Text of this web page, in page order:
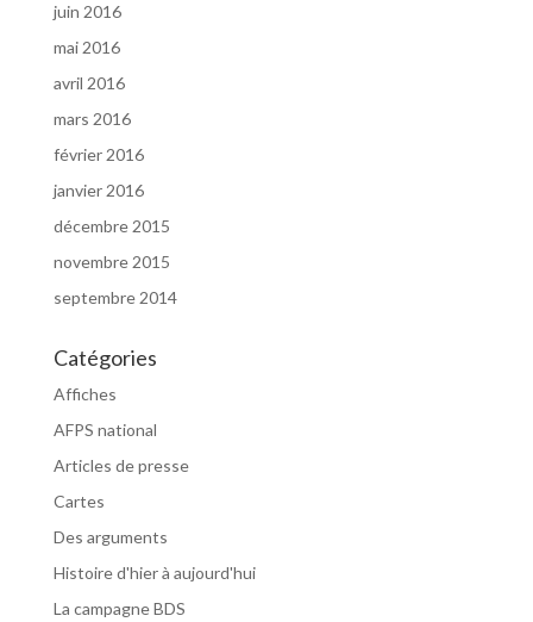
juin 2016
mai 2016
avril 2016
mars 2016
février 2016
janvier 2016
décembre 2015
novembre 2015
septembre 2014
Catégories
Affiches
AFPS national
Articles de presse
Cartes
Des arguments
Histoire d'hier à aujourd'hui
La campagne BDS